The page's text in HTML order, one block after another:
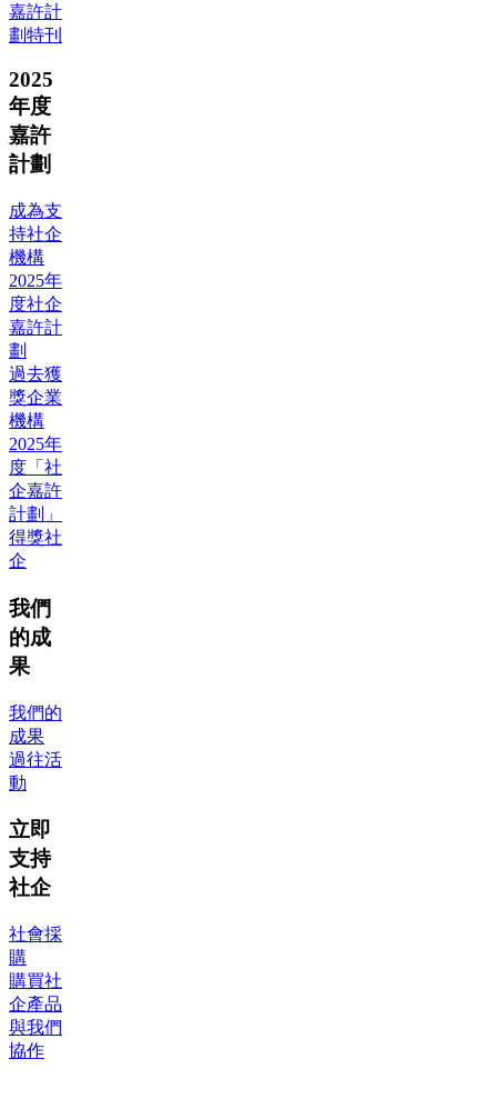
嘉許計
劃特刊
2025
年度
嘉許
計劃
成為支
持社企
機構
2025年
度社企
嘉許計
劃
過去獲
獎企業
機構
2025年
度「社
企嘉許
計劃」
得獎社
企
我們
的成
果
我們的
成果
過往活
動
立即
支持
社企
社會採
購
購買社
企產品
與我們
協作